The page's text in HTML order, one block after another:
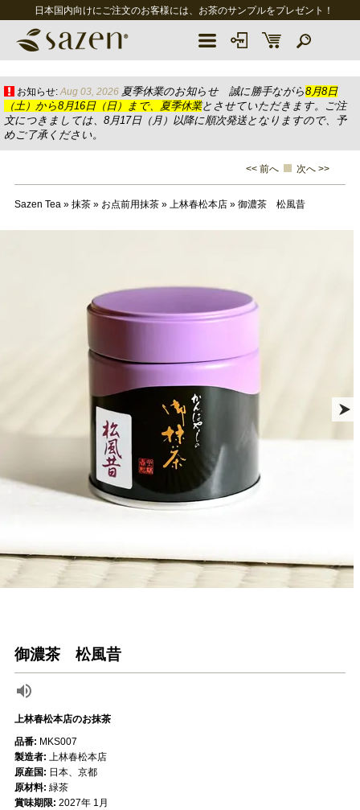
日本国内向けにご注文のお客様には、お茶のサンプルをプレゼント！
お知らせ: Aug 03, 2026 夏季休業のお知らせ 誠に勝手ながら8月8日
（土）から8月16日（日）まで、夏季休業とさせていただきます。ご注
文につきましては、8月17日（月）以降に順次発送となりますので、予
めご了承ください。
<< 前へ 次へ >>
Sazen Tea» 抹茶» お点前用抹茶» 上林春松本店» 御濃茶 松風昔
御濃茶 松風昔
上林春松本店のお抹茶
品番: MKS007
製造者: 上林春松本店
原産国: 日本、京都
原材料: 緑茶
賞味期限: 2027年 1月